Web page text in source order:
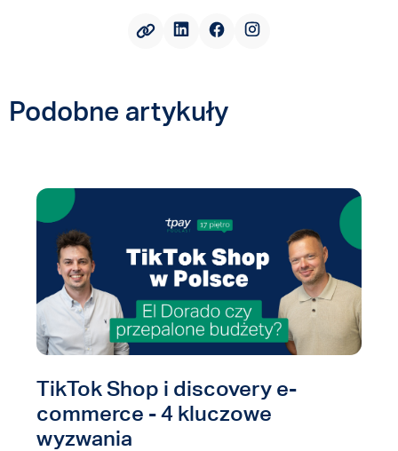
Podobne artykuły
TikTok Shop i discovery e-
commerce - 4 kluczowe
wyzwania